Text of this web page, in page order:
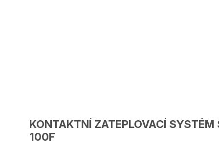
KONTAKTNÍ ZATEPLOVACÍ SYSTÉM
100F